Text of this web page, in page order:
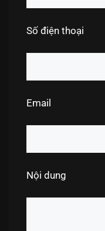
Số điện thoại
Email
Nội dung